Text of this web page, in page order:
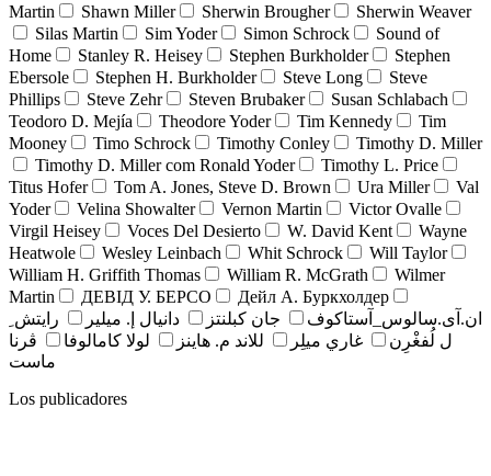
Martin
Shawn Miller Sherwin Brougher
Sherwin Weaver
Silas Martin
Sim Yoder Simon Schrock
Sound of
Home
Stanley R. Heisey Stephen Burkholder
Stephen
Ebersole
Stephen H. Burkholder Steve Long
Steve
Phillips
Steve Zehr Steven Brubaker
Susan Schlabach
Teodoro D. Mejía
Theodore Yoder Tim Kennedy
Tim
Mooney
Timo Schrock Timothy Conley
Timothy D. Miller
Timothy D. Miller com Ronald Yoder
Timothy L. Price
Titus Hofer
Tom A. Jones, Steve D. Brown Ura Miller
Val
Yoder
Velina Showalter Vernon Martin
Victor Ovalle
Virgil Heisey
Voces Del Desierto W. David Kent
Wayne
Heatwole
Wesley Leinbach Whit Schrock
Will Taylor
William H. Griffith Thomas
William R. McGrath
Wilmer
Martin
ДЕВІД У. БЕРСО
Дейл А. Буркхолдер
ان.آی.سالوس_آستاکوف
جان کبلنتز دانيال إ. ميلير
رايتش ِ
ل لُفغْرِن
غاري ميلِر للاند م. هاينز لولا كامالوفا
ڤرنا
ماست
Los publicadores